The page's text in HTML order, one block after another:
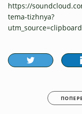
https://
tema-tizhnya?